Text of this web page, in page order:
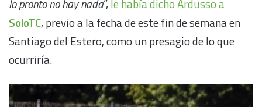
lo pronto no hay nada”, le había dicho Ardusso a
SoloTC, previo a la fecha de este fin de semana en
Santiago del Estero, como un presagio de lo que
ocurriría.